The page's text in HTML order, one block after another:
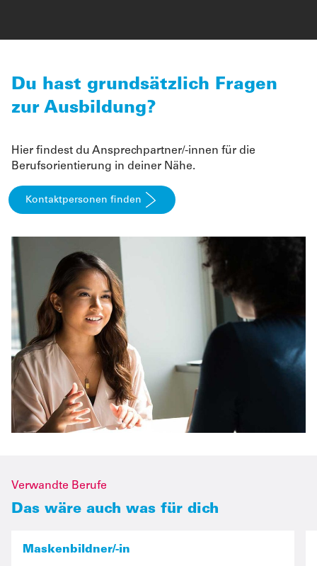
Du hast grundsätzlich Fragen
zur Ausbildung?
Hier findest du Ansprechpartner/-innen für die
Berufsorientierung in deiner Nähe.
Kontaktpersonen finden
Verwandte Berufe
Das wäre auch was für dich
Maskenbildner/-in